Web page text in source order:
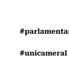
#unicameral